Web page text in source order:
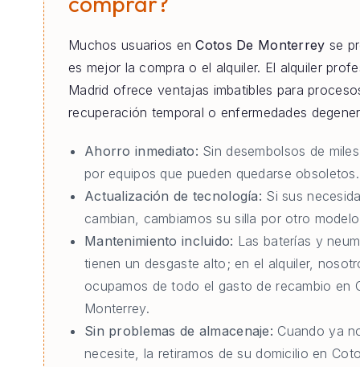
Muchos usuarios enCotos De Monterrey se
es mejor la compra o el alquiler. El alquiler
Madrid ofrece ventajas imbatibles para
recuperación temporal o enfermedades
Ahorro inmediato: Sin desembolsos de
por equipos que pueden quedarse obsoletos.
Actualización de tecnología: Si sus
cambian, cambiamos su silla por otro
Mantenimiento incluido: Las baterías y
tienen un desgaste alto; en el alquiler,
ocupamos de todo el gasto de recambio en
Monterrey.
Sin problemas de almacenaje: Cuando ya
necesite, la retiramos de su domicilio en